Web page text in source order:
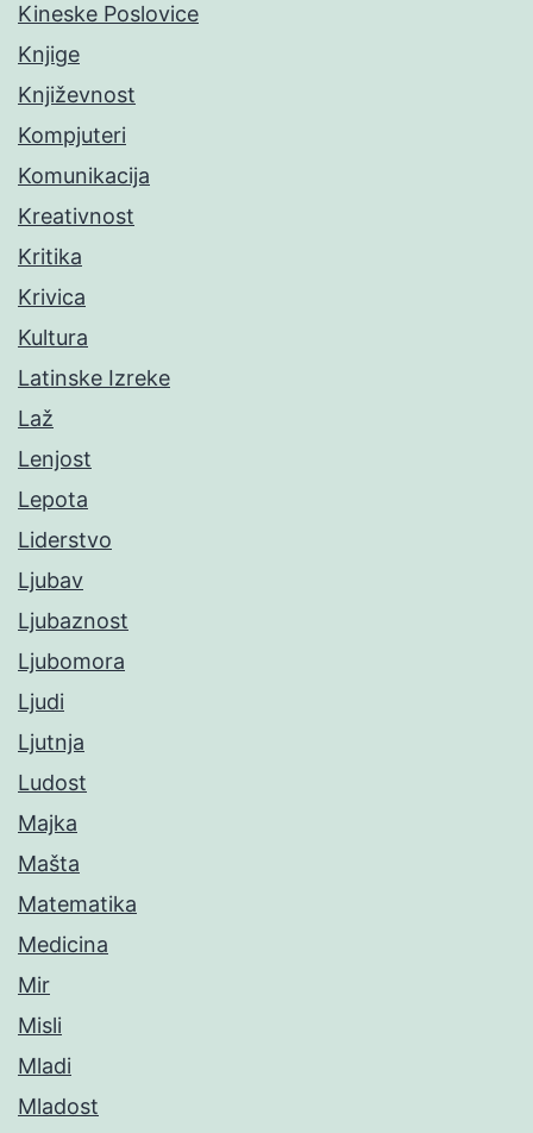
Kineske Poslovice
Knjige
Književnost
Kompjuteri
Komunikacija
Kreativnost
Kritika
Krivica
Kultura
Latinske Izreke
Laž
Lenjost
Lepota
Liderstvo
Ljubav
Ljubaznost
Ljubomora
Ljudi
Ljutnja
Ludost
Majka
Mašta
Matematika
Medicina
Mir
Misli
Mladi
Mladost